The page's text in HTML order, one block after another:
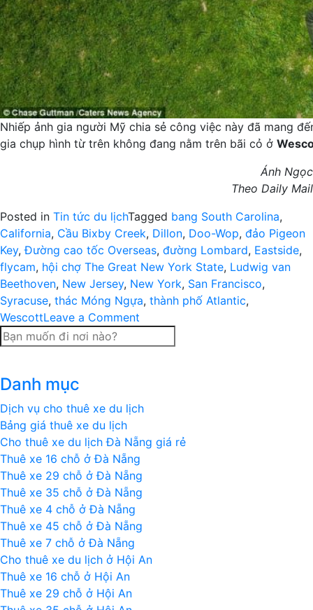
Nhiếp ảnh gia người Mỹ chia sẻ công việc này đã mang
gia chụp hình từ trên không đang nằm trên bãi cỏ ở
Ánh Ngọc
Theo Daily Mail
Posted in Tin tức du lịchTagged bang South Carolina,
California, Cầu Bixby Creek, Dillon, Doo-Wop, đảo Pigeon
Key,Đường cao tốc Overseas, đường Lombard, Eastside,
flycam, hội chợ The Great New York State, Ludwig van
Beethoven, New Jersey, New York, San Francisco,
Syracuse, thác Móng Ngựa, thành phố Atlantic,
WescottLeave a Comment
cảnh
của
nhìn
từ
flycam
Danh mục
Dịch vụ cho thuê xe du lịch
Bảng giá thuê xe du lịch
Cho thuê xe du lịch Đà Nẵng giá rẻ
Thuê xe 16 chỗ ở Đà Nẵng
Thuê xe 29 chỗ ở Đà Nẵng
Thuê xe 35 chỗ ở Đà Nẵng
Thuê xe 4 chỗ ở Đà Nẵng
Thuê xe 45 chỗ ở Đà Nẵng
Thuê xe 7 chỗ ở Đà Nẵng
Cho thuê xe du lịch ở Hội An
Thuê xe 16 chỗ ở Hội An
Thuê xe 29 chỗ ở Hội An